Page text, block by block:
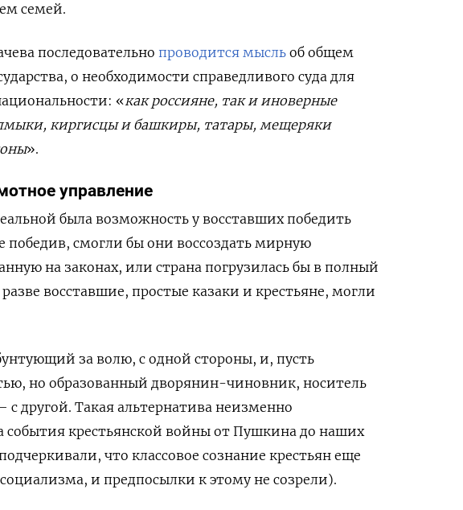
семей.
последовательно проводится мысль об общем
о необходимости справедливого суда для
«как россияне, так и иноверные
киргисцы и башкиры, татары, мещеряки
».
управление
была возможность у восставших победить
победив, смогли бы они воссоздать мирную
на законах, или страна погрузилась бы в полный
восставшие, простые казаки и крестьяне, могли
за волю, с одной стороны, и, пусть
но образованный дворянин-чиновник, носитель
другой. Такая альтернатива неизменно
события крестьянской войны от Пушкина до наших
что классовое сознание крестьян еще
и предпосылки к этому не созрели).